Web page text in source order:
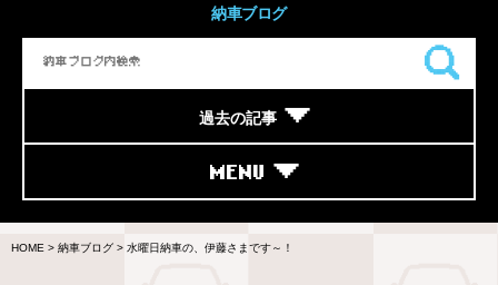
納車ブログ
過去の記事
MENU
HOME > 納車ブログ > 水曜日納車の、伊藤さまです～！